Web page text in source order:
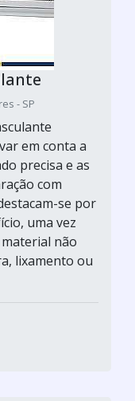
- SP
em conta a
precisa e as
com
se por
uma vez
não
lixamento ou